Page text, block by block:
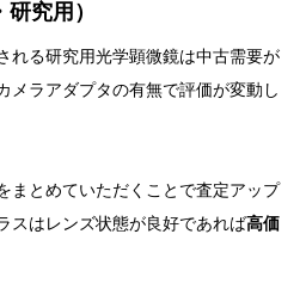
究用）
れる研究用光学顕微鏡は中古需要が
メラアダプタの有無で評価が変動し
まとめていただくことで査定アップ
スはレンズ状態が良好であれば高価